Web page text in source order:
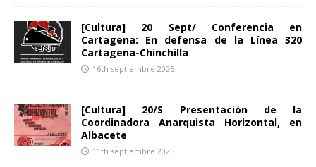
[Cultura] 20 Sept/ Conferencia en
Cartagena: En defensa de la Línea 320
Cartagena-Chinchilla
16th septiembre 2025
[Cultura] 20/S Presentación de la
Coordinadora Anarquista Horizontal, en
Albacete
11th septiembre 2025